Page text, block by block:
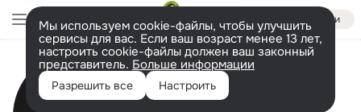
Войти
Мы используем cookie-файлы, чтобы улучшить
сервисы для вас. Если ваш возраст менее 13 лет,
настроить cookie-файлы должен ваш законный
представитель. Больше информации
Разрешить все Настроить
Исполнитель
NALIMAN